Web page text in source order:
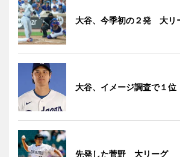
大谷、今季初の２発 大リ
大谷、イメージ調査で１位
先発した菅野 大リーグ